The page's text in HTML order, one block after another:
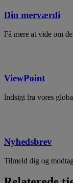
Din merværdi
Få mere at vide om
ViewPoint
Indsigt fra vores
Nyhedsbrev
Tilmeld dig og